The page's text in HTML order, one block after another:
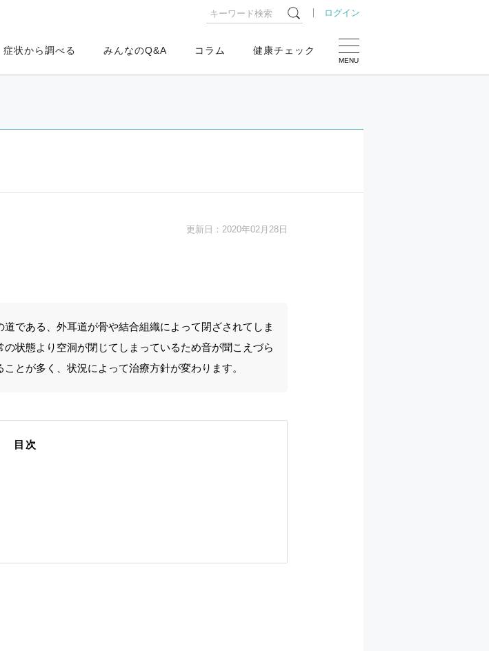
ログイン
MENU
症状から調べる みんなのQ&A コラム 健康チェック
更新日： 2020年02月28日
である、外耳道が骨や結合組織によって閉ざされてしま
状態より空洞が閉じてしまっているため音が聞こえづら
とが多く、状況によって治療方針が変わります。
目次